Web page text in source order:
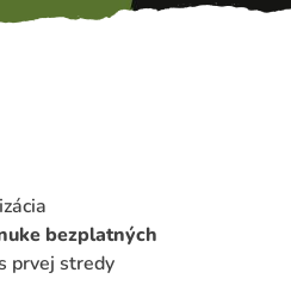
bezplatných
prvej stredy